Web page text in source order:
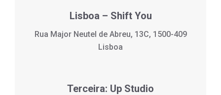
Lisboa – Shift You
Rua Major Neutel de Abreu, 13C, 1500-409
Lisboa
Terceira: Up Studio